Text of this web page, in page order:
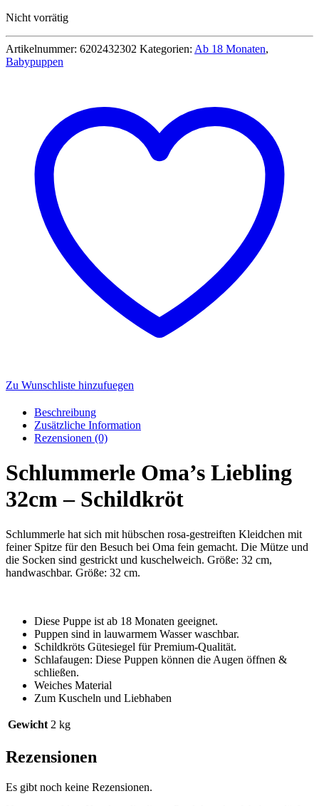
war:
Nicht vorrätig
Artikelnummer: 6202432302 Kategorien: Ab 18 Monaten,
Babypuppen
Zu Wunschliste hinzufuegen
Beschreibung
Zusätzliche Information
Rezensionen (0)
Schlummerle Oma’s Liebling
32cm – Schildkröt
Schlummerle hat sich mit hübschen rosa-gestreiften Kleidchen mit
feiner Spitze für den Besuch bei Oma fein gemacht. Die Mütze und
die Socken sind gestrickt und kuschelweich. Größe: 32 cm,
handwaschbar. Größe: 32 cm.
Diese Puppe ist ab 18 Monaten geeignet.
Puppen sind in lauwarmem Wasser waschbar.
Schildkröts Gütesiegel für Premium-Qualität.
Schlafaugen: Diese Puppen können die Augen öffnen &
schließen.
Weiches Material
Zum Kuscheln und Liebhaben
Gewicht 2 kg
Rezensionen
Es gibt noch keine Rezensionen.